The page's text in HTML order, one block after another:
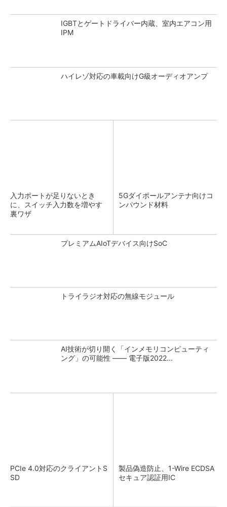
IGBTとゲートドライバー内蔵、室内エアコン用
IPM
ハイレゾ対応の車載向けG級オーディオアンプ
入力ポートが足りないとき
に、スイッチ入力数を増やす
裏ワザ
5Gダイポールアンテナ向けコ
ンパウンド材料
プレミアムAIoTデバイス向けSoC
トライラジオ対応の無線モジュール
AI技術が切り開く「インメモリコンピューティ
ング」の可能性 ―― 電子版2022...
PCIe 4.0対応のクライアントS
SD
製品偽造防止、1-Wire ECDSA
セキュア認証用IC